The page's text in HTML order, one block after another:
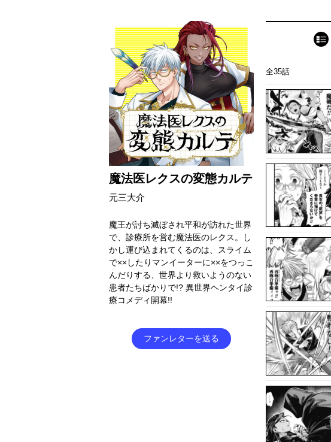
魔法医レクスの変態カルテ
元三大介
魔王が討ち滅ぼされ平和が訪れた世界
で、診療所を営む魔法医のレクス。し
かし運び込まれてくるのは、スライム
で××したりマンイーターに××をつっこ
んだりする、世界より救いようのない
患者たちばかりで!? 異世界ヘンタイ診
療コメディ開幕!!
ファンレターを送る
全35話